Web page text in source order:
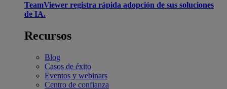
TeamViewer registra rápida adopción de sus soluciones
de IA.
Recursos
Blog
Casos de éxito
Eventos y webinars
Centro de confianza